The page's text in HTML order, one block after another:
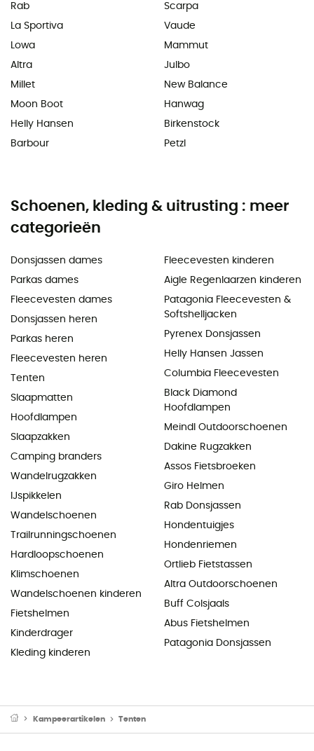
Rab
La Sportiva
Lowa
Altra
Millet
Moon Boot
Helly Hansen
Barbour
Scarpa
Vaude
Mammut
Julbo
New Balance
Hanwag
Birkenstock
Petzl
Schoenen, kleding & uitrusting : meer
categorieën
Donsjassen dames
Parkas dames
Fleecevesten dames
Donsjassen heren
Parkas heren
Fleecevesten heren
Tenten
Slaapmatten
Hoofdlampen
Slaapzakken
Camping branders
Wandelrugzakken
IJspikkelen
Wandelschoenen
Trailrunningschoenen
Hardloopschoenen
Klimschoenen
Wandelschoenen kinderen
Fietshelmen
Kinderdrager
Kleding kinderen
Fleecevesten kinderen
Aigle Regenlaarzen kinderen
Patagonia Fleecevesten &
Softshelljacken
Pyrenex Donsjassen
Helly Hansen Jassen
Columbia Fleecevesten
Black Diamond
Hoofdlampen
Meindl Outdoorschoenen
Dakine Rugzakken
Assos Fietsbroeken
Giro Helmen
Rab Donsjassen
Hondentuigjes
Hondenriemen
Ortlieb Fietstassen
Altra Outdoorschoenen
Buff Colsjaals
Abus Fietshelmen
Patagonia Donsjassen
Kampeerartikelen Tenten